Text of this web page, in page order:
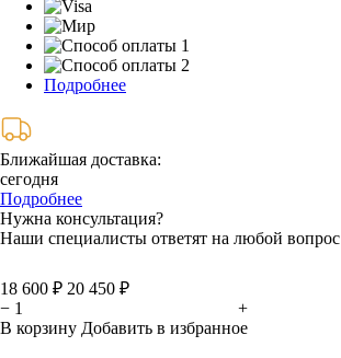
Подробнее
Ближайшая доставка:
сегодня
Подробнее
Нужна консультация?
Наши специалисты ответят на любой вопрос
18 600 ₽ 20 450 ₽
−
+
В корзину Добавить в избранное